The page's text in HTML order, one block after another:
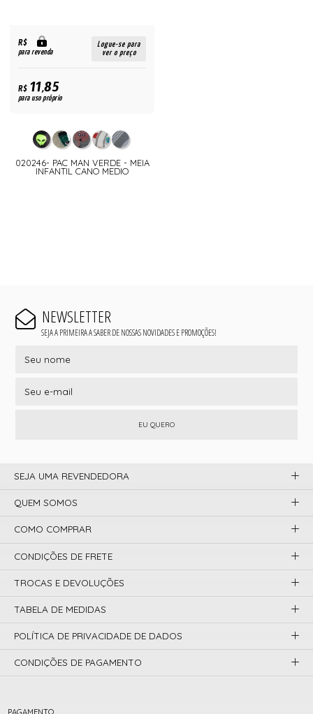
R$
para revenda
Logue-se para
ver o preço
R$11,85
para uso próprio
020246- PAC MAN VERDE - MEIA
INFANTIL CANO MEDIO
NEWSLETTER
SEJA A PRIMEIRA A SABER DE NOSSAS NOVIDADES E PROMOÇÕES!
EU QUERO
PAGAMENTO
SEJA UMA REVENDEDORA
QUEM SOMOS
COMO COMPRAR
CONDIÇÕES DE FRETE
TROCAS E DEVOLUÇÕES
TABELA DE MEDIDAS
POLÍTICA DE PRIVACIDADE DE DADOS
CONDIÇÕES DE PAGAMENTO